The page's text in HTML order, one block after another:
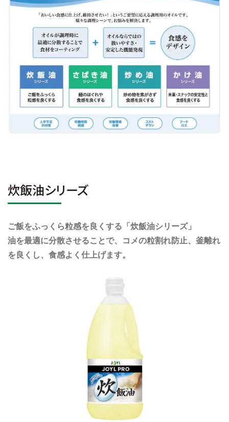
炊飯油シリーズ
ご飯をふっくら粒感を良くする「炊飯油シリーズ」
油を最適に分散させることで、コメの粒割れ防止、釜離れ
を良くし、食感よく仕上げます。